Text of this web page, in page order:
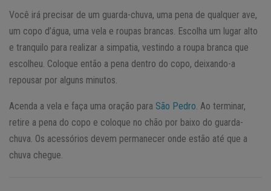
Você irá precisar de um guarda-chuva, uma pena de qualquer ave,
um copo d’água, uma vela e roupas brancas. Escolha um lugar alto
e tranquilo para realizar a simpatia, vestindo a roupa branca que
escolheu. Coloque então a pena dentro do copo, deixando-a
repousar por alguns minutos.
Acenda a vela e faça uma oração para São Pedro. Ao terminar,
retire a pena do copo e coloque no chão por baixo do guarda-
chuva. Os acessórios devem permanecer onde estão até que a
chuva chegue.